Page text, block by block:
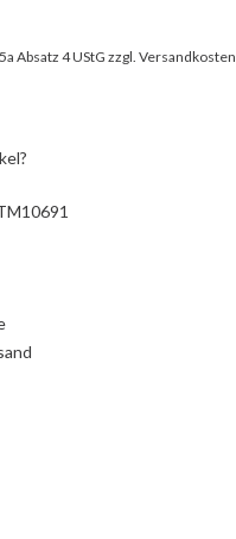
Absatz 4 UStGzzgl. Versandkosten